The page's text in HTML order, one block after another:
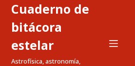
Cuaderno de
bitácora
estelar
Astrofísica, astronomía,